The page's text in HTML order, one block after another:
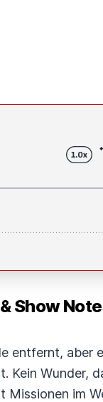
Show
entfernt, aber
Kein Wunder,
Missionen im